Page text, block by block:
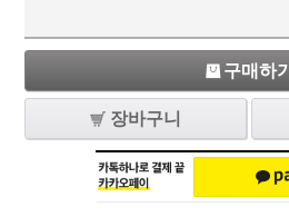
구매하기
장바구니